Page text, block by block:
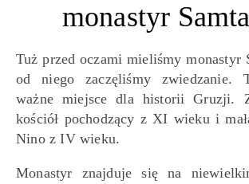
monastyr
Tuż przed oczami mieliśmy monastyr
od niego zaczęliśmy zwiedzanie.
ważne miejsce dla historii Gruzji.
kościół pochodzący z XI wieku i
Nino z IV wieku.
Monastyr znajduje się na